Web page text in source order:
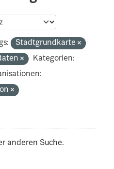
Stadtgrundkarte
Kategorien:
anderen Suche.